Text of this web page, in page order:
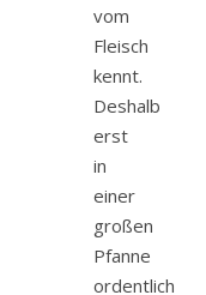
vom
Fleisch
kennt.
Deshalb
erst
in
einer
großen
Pfanne
ordentlich